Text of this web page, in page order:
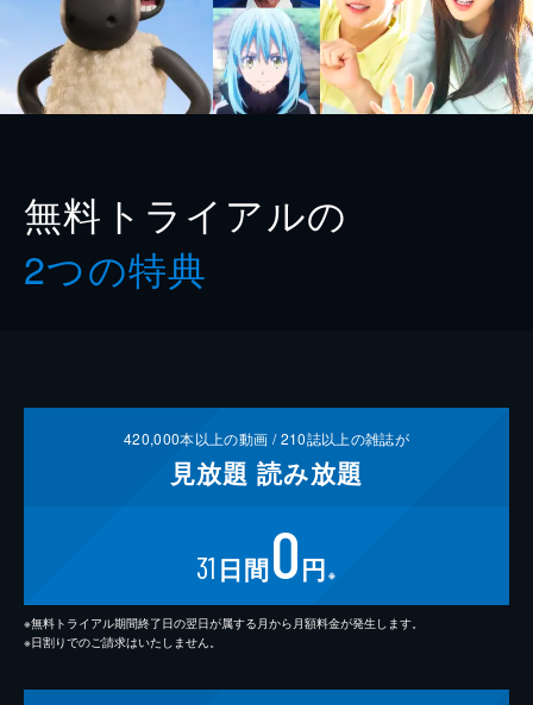
無料トライアルの
2つの特典
420,000本以上の動画 /210誌以上の雑誌が
見放題 読み放題
31 日間0円 ※
※無料トライアル期間終了日の翌日が属する月から月額料金が発生します。
※日割りでのご請求はいたしません。